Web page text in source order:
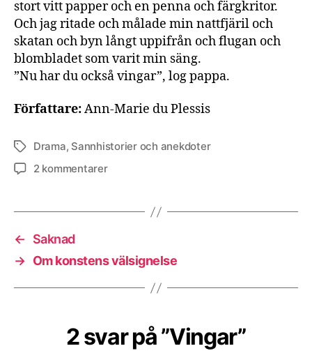
stort vitt papper och en penna och färgkritor.
Och jag ritade och målade min nattfjäril och
skatan och byn långt uppifrån och flugan och
blombladet som varit min säng.
”Nu har du också vingar”, log pappa.
Författare:Ann-Marie du Plessis
Etiketter
Drama, Sannhistorier och anekdoter
2 kommentarertill
←
Saknad
→ Om konstens välsignelse
2 svar på ”Vingar”